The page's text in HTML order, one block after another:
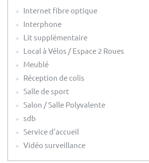
Internet fibre optique
Interphone
Lit supplémentaire
Local à Vélos / Espace 2 Roues
Meublé
Réception de colis
Salle de sport
Salon / Salle Polyvalente
sdb
Service d'accueil
Vidéo surveillance